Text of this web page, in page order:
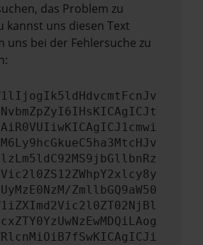
das Problem zu
kannst uns diesen Text
uns bei der Fehlersuche zu
ZmllbGQ9aW50